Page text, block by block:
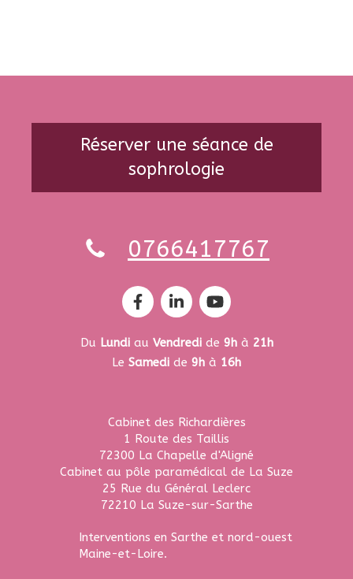
Réserver une séance de
sophrologie
0766417767
Du Lundiau Vendredide 9hà 21h
Le Samedi de 9h à 16h
Cabinet des Richardières
1 Route des Taillis
72300 La Chapelle d'Aligné
Cabinet au pôle paramédical de La Suze
25 Rue du Général Leclerc
72210 La Suze-sur-Sarthe
Interventions en Sarthe et nord-ouest
Maine-et-Loire.